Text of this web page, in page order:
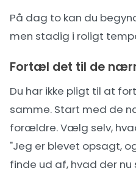
På dag to kan du
men stadig i roligt
Fortæl det til de
Du har ikke pligt til at
samme. Start med de
forældre. Vælg selv,
"Jeg er blevet opsagt,
finde ud af, hvad der nu